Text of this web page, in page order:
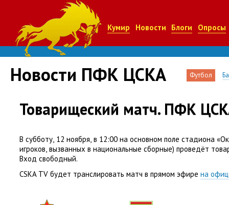
Кумир Новости Блоги Опросы
Новости ПФК ЦСКА Футбол
Товарищеский матч. ПФК
В субботу, 12 ноября, в 12:00 на основном поле стадиона «
игроков, вызванных в национальные сборные) проведёт
Вход свободный.
CSKA TV будет транслировать матч в прямом эфире на